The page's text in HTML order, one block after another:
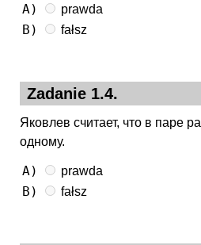
A) prawda
B) fałsz
Zadanie 1.4.
Яковлев считает, что в паре
одному.
A) prawda
B) fałsz